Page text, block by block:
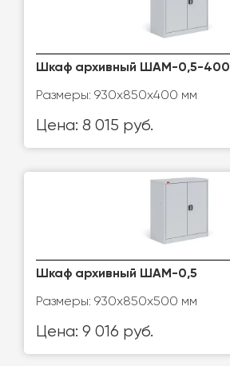
Шкаф архивный ШАМ-0,5-400
Размеры: 930x850x400 мм
Цена: 8 015 руб.
Шкаф архивный ШАМ-0,5
Размеры: 930x850x500 мм
Цена: 9 016 руб.